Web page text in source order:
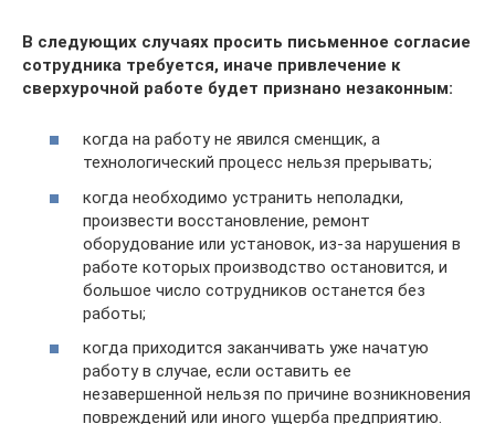
В следующих случаях просить письменное согласие
сотрудника требуется, иначе привлечение к
сверхурочной работе будет признано незаконным:
когда на работу не явился сменщик, а
технологический процесс нельзя прерывать;
когда необходимо устранить неполадки,
произвести восстановление, ремонт
оборудование или установок, из-за нарушения в
работе которых производство остановится, и
большое число сотрудников останется без
работы;
когда приходится заканчивать уже начатую
работу в случае, если оставить ее
незавершенной нельзя по причине возникновения
повреждений или иного ущерба предприятию.